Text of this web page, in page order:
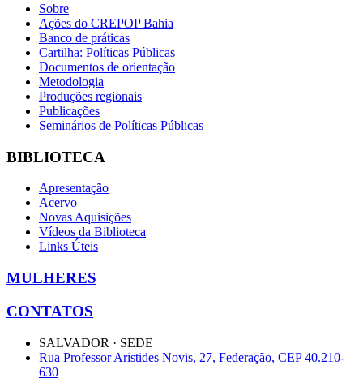
Sobre
Ações do CREPOP Bahia
Banco de práticas
Cartilha: Políticas Públicas
Documentos de orientação
Metodologia
Produções regionais
Publicações
Seminários de Políticas Públicas
BIBLIOTECA
Apresentação
Acervo
Novas Aquisições
Vídeos da Biblioteca
Links Úteis
MULHERES
CONTATOS
SALVADOR · SEDE
Rua Professor Aristides Novis, 27, Federação, CEP 40.210-
630